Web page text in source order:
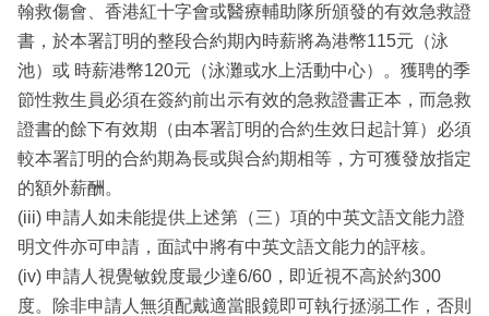
翰救傷會、香港紅十字會或醫療輔助隊所頒發的有效急救證
書，於本署訂明的整段合約期內時薪將為港幣115元（泳
池）或 時薪港幣120元（泳灘或水上活動中心）。獲聘的季
節性救生員必須在簽約前出示有效的急救證書正本，而急救
證書的餘下有效期（由本署訂明的合約生效日起計算）必須
較本署訂明的合約期為長或與合約期相等，方可獲發放指定
的額外薪酬。
(iii) 申請人如未能提供上述第（三）項的中英文語文能力證
明文件亦可申請，面試中將有中英文語文能力的評核。
(iv) 申請人視覺敏銳度最少達6/60，即近視不高於約300
度。除非申請人無須配戴適當眼鏡即可執行拯溺工作，否則